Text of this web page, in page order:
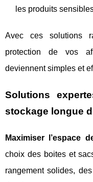
les produits
Avec ces solutions
protection de vos
deviennent simples et
Solutions
stockage longue
Maximiser l’espace
choix des boites et
rangement solides,